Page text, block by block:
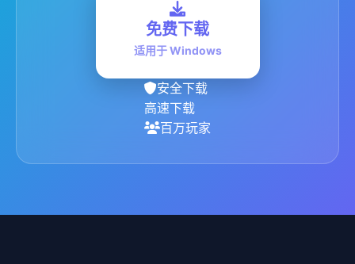
免费下载
适用于 Windows
安全下载
高速下载
百万玩家